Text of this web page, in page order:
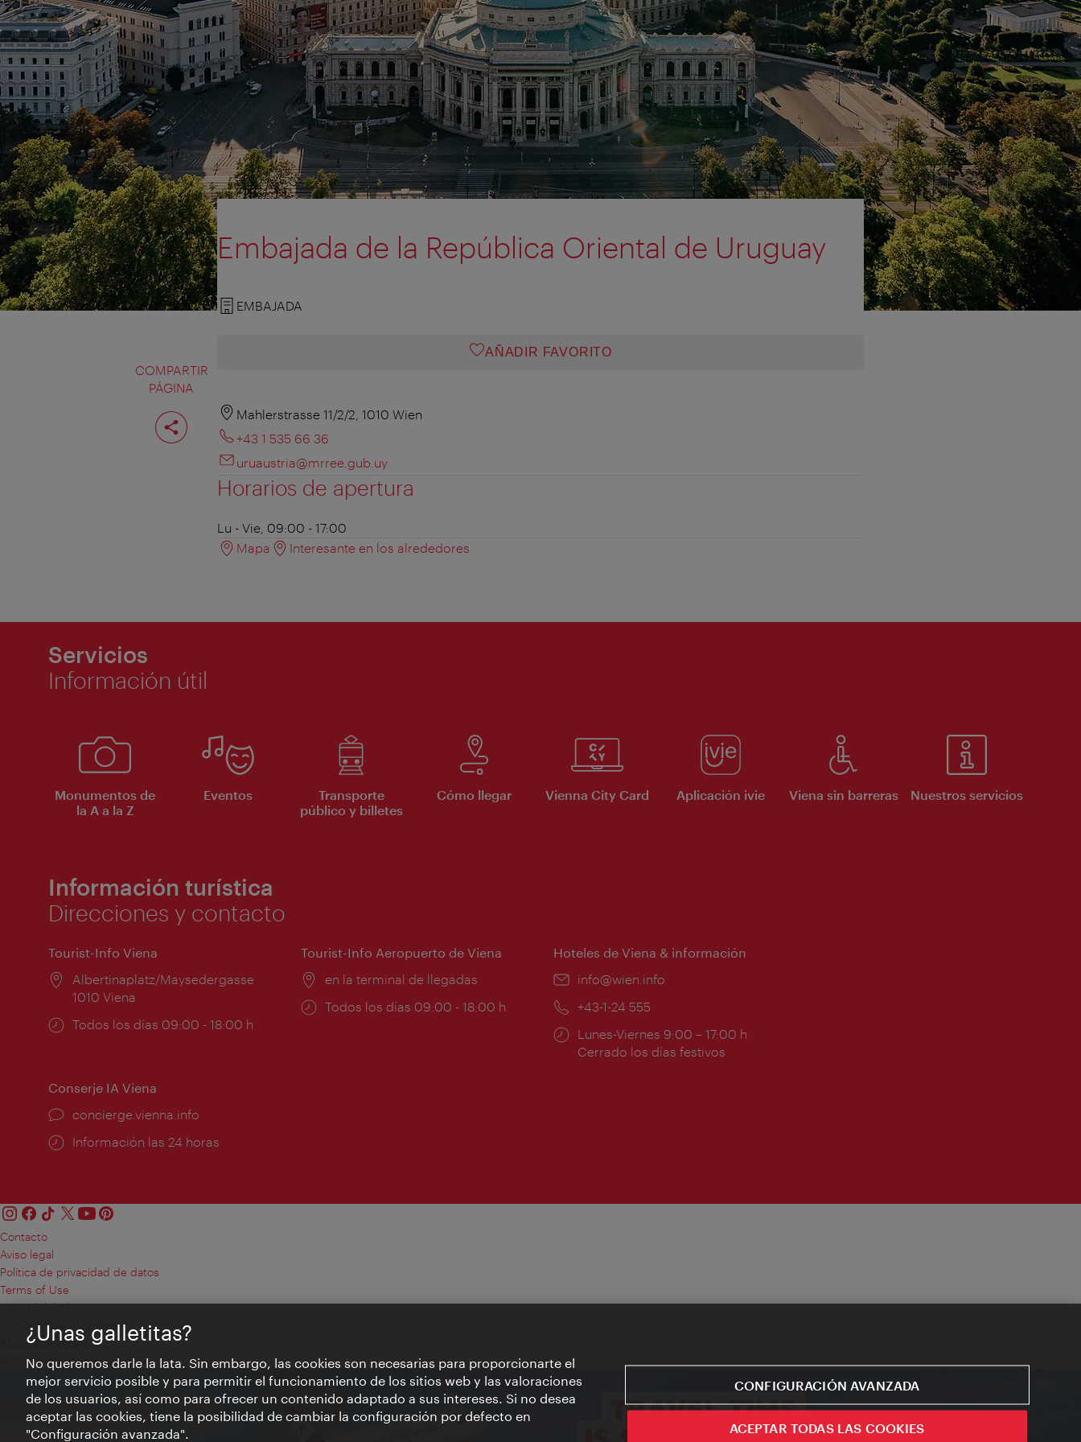
COMPARTIR
PÁGINA
Compartir
página
Embajada de la República Oriental de Uruguay
EMBAJADA
AÑADIR FAVORITO
Mahlerstrasse 11/2/2, 1010 Wien
+43 1 535 66 36
uruaustria@mrree.gub.uy
Horarios de apertura
Lu - Vie, 09:00 - 17:00
Mapa
Interesante en los alrededores
Servicios
Información útil
Monumentos de
la A a la Z
Eventos
Transporte
público y billetes
Cómo llegar Vienna City Card Aplicación ivie Viena sin barreras Nuestros servicios
Información turística
Direcciones y contacto
Tourist-Info Viena
Lugar:
Albertinaplatz/Maysedergasse
1010 Viena
Horarios
Todos los días 09:00 - 18:00 h
Tourist-Info Aeropuerto de Viena
Lugar:
en la terminal de llegadas
Horarios
Todos los días 09:00 - 18:00 h
Hoteles de Viena & información
e-
info@wien.info
Teléfono:
+43-1-24 555
Horarios
de
Lunes-Viernes 9:00 – 17:00 h
Cerrado los días festivos
Conserje IA Viena
concierge.vienna.info
Información las 24 horas
Contacto
Aviso legal
Política de privacidad de datos
Terms of Use
Accesibilidad
Contacto para la prensa
Ajustes de cookie
© Copyright WienTourismus
¿Unas galletitas?
No queremos darle la lata. Sin embargo, las cookies son necesarias para proporcionarte el
mejor servicio posible y para permitir el funcionamiento de los sitios web y las valoraciones
de los usuarios, así como para ofrecer un contenido adaptado a sus intereses. Si no desea
aceptar las cookies, tiene la posibilidad de cambiar la configuración por defecto en
"Configuración avanzada".
CONFIGURACIÓN AVANZADA
ACEPTAR TODAS LAS COOKIES